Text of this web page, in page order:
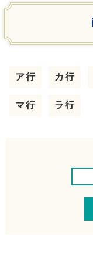
ア行 カ行
マ行 ラ行